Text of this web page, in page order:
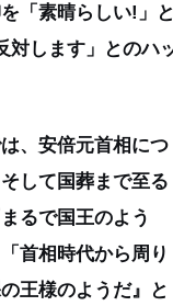
「素晴らしい!」
対します」とのハ
、安倍元首相につ
して国葬まで至る
るで国王のよう
首相時代から周り
王様のようだ』と